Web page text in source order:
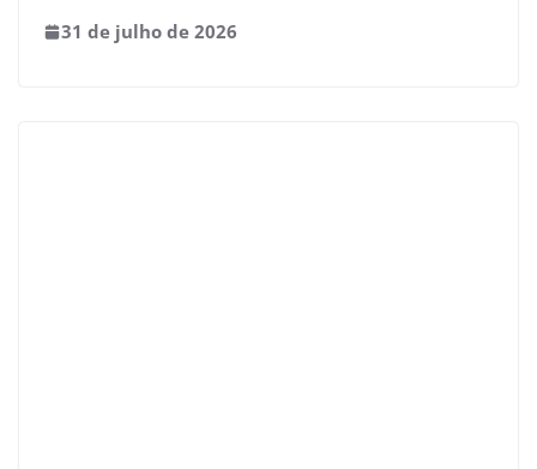
31 de julho de 2026